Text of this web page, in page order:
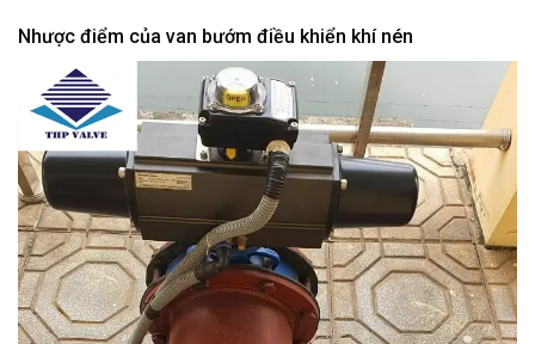
Nhược điểm của van bướm điều khiển khí nén